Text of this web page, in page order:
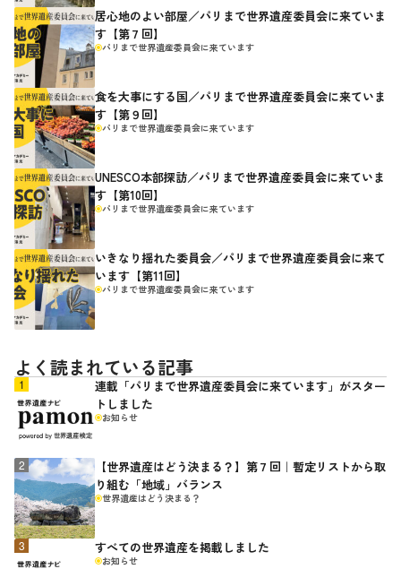
居心地のよい部屋／パリまで世界遺産委員会に来ていま
す【第７回】
パリまで世界遺産委員会に来ています
食を大事にする国／パリまで世界遺産委員会に来ていま
す【第９回】
パリまで世界遺産委員会に来ています
UNESCO本部探訪／パリまで世界遺産委員会に来ていま
す【第10回】
パリまで世界遺産委員会に来ています
いきなり揺れた委員会／パリまで世界遺産委員会に来て
います【第11回】
パリまで世界遺産委員会に来ています
よく読まれている記事
連載「パリまで世界遺産委員会に来ています」がスター
トしました
お知らせ
【世界遺産はどう決まる？】第７回｜暫定リストから取
り組む「地域」バランス
世界遺産はどう決まる？
すべての世界遺産を掲載しました
お知らせ